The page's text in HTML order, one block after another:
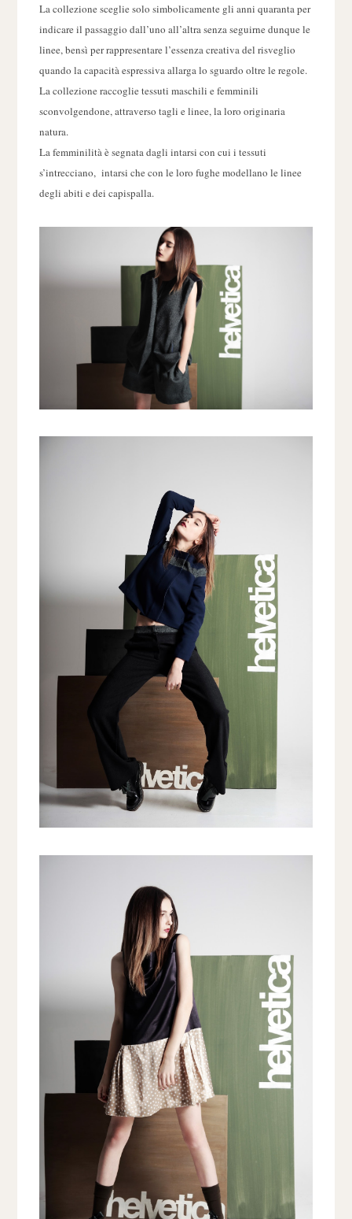
La collezione sceglie solo simbolicamente gli anni quaranta per
indicare il passaggio dall’uno all’altra senza seguirne dunque le
linee, bensì per rappresentare l’essenza creativa del risveglio
quando la capacità espressiva allarga lo sguardo oltre le regole.
La collezione raccoglie tessuti maschili e femminili
sconvolgendone, attraverso tagli e linee, la loro originaria
natura.
La femminilità è segnata dagli intarsi con cui i tessuti
s’intrecciano, intarsi che con le loro fughe modellano le linee
degli abiti e dei capispalla.